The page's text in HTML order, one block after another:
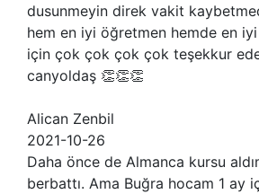
dusunmeyin direk vakit
hem en iyi öğretmen hemde en
için çok çok çok çok teşekkur
canyoldaş 👏👏👏
Alican Zenbil
2021-10-26
Daha önce de Almanca kursu
berbattı. Ama Buğra hocam 1 ay